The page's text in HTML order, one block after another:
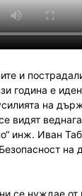
и
година е
на
видят
инж. Иван
на